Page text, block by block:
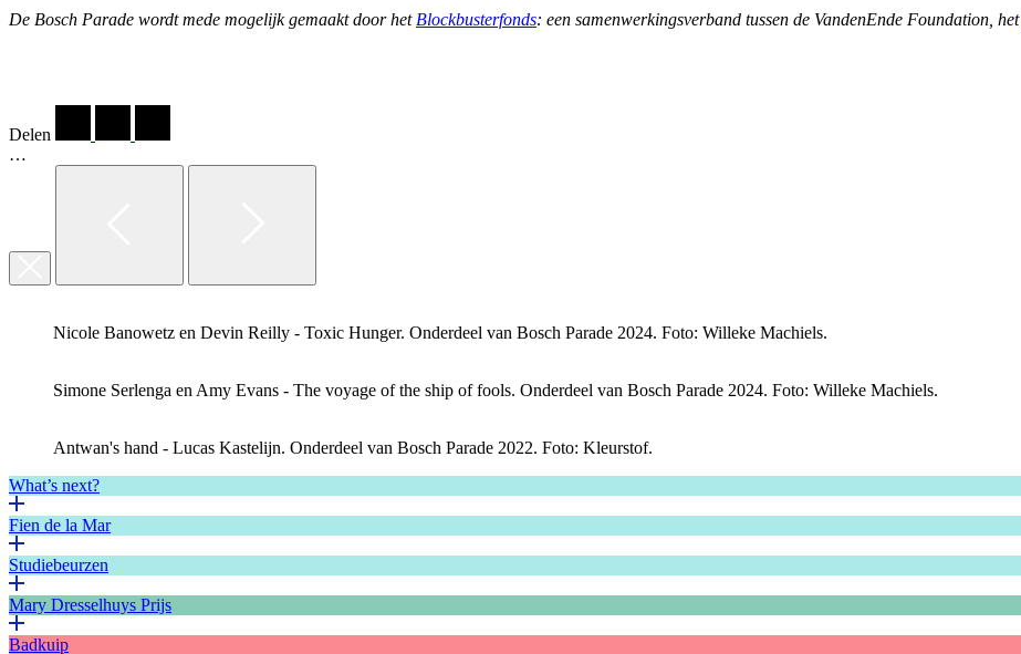
De Bosch Parade wordt mede mogelijk gemaakt door het Blockbusterfonds: een samenwerkingsverband tussen de VandenEnde Foundation, het
Delen
…
Nicole Banowetz en Devin Reilly - Toxic Hunger. Onderdeel van Bosch Parade 2024. Foto: Willeke Machiels.
Simone Serlenga en Amy Evans - The voyage of the ship of fools. Onderdeel van Bosch Parade 2024. Foto: Willeke Machiels.
Antwan's hand - Lucas Kastelijn. Onderdeel van Bosch Parade 2022. Foto: Kleurstof.
What’s next?
Fien de la Mar
Studiebeurzen
Mary Dresselhuys Prijs
Badkuip